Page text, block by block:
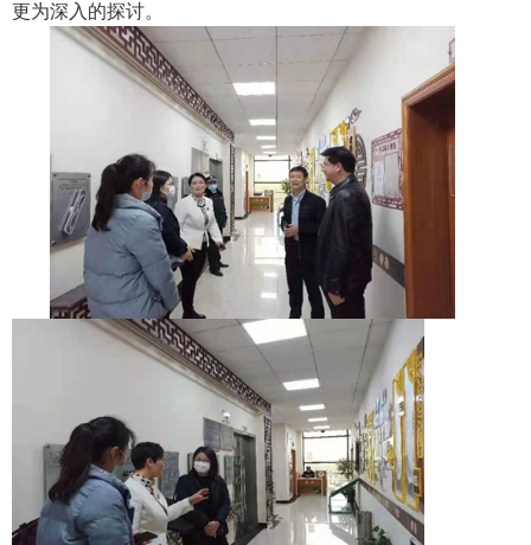
更为深入的探讨。